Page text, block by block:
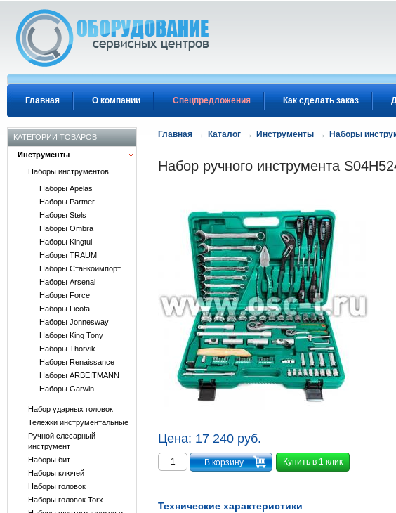
Главная О компании Спецпредложения Как сделать заказ
КАТЕГОРИИ ТОВАРОВ
Инструменты
Наборы инструментов
Наборы Apelas
Наборы Partner
Наборы Stels
Наборы Ombra
Наборы Kingtul
Наборы TRAUM
Наборы Станкоимпорт
Наборы Arsenal
Наборы Force
Наборы Licota
Наборы Jonnesway
Наборы King Tony
Наборы Thorvik
Наборы Renaissance
Наборы ARBEITMANN
Наборы Garwin
Набор ударных головок
Тележки инструментальные
Ручной слесарный
инструмент
Наборы бит
Наборы ключей
Наборы головок
Наборы головок Torx
Главная → Каталог → Инструменты → Наборы
Набор ручного инструмента
Цена: 17 240 руб.
Купить в 1 клик
Технические характеристики